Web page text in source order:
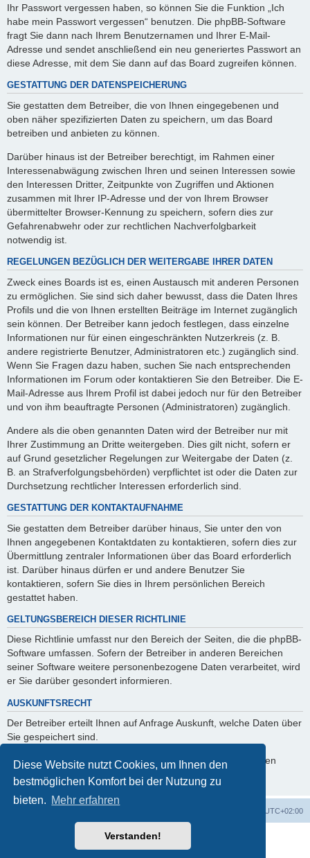
Diese Website nutzt Cookies, um Ihnen den
bestmöglichen Komfort bei der Nutzung zu
bieten. Mehr erfahren
Verstanden!
Ihr Passwort vergessen haben, so können Sie die Funktion „Ich
habe mein Passwort vergessen“ benutzen. Die phpBB-Software
fragt Sie dann nach Ihrem Benutzernamen und Ihrer E-Mail-
Adresse und sendet anschließend ein neu generiertes Passwort an
diese Adresse, mit dem Sie dann auf das Board zugreifen können.
GESTATTUNG DER DATENSPEICHERUNG
Sie gestatten dem Betreiber, die von Ihnen eingegebenen und
oben näher spezifizierten Daten zu speichern, um das Board
betreiben und anbieten zu können.
Darüber hinaus ist der Betreiber berechtigt, im Rahmen einer
Interessenabwägung zwischen Ihren und seinen Interessen sowie
den Interessen Dritter, Zeitpunkte von Zugriffen und Aktionen
zusammen mit Ihrer IP-Adresse und der von Ihrem Browser
übermittelter Browser-Kennung zu speichern, sofern dies zur
Gefahrenabwehr oder zur rechtlichen Nachverfolgbarkeit
notwendig ist.
REGELUNGEN BEZÜGLICH DER WEITERGABE IHRER DATEN
Zweck eines Boards ist es, einen Austausch mit anderen Personen
zu ermöglichen. Sie sind sich daher bewusst, dass die Daten Ihres
Profils und die von Ihnen erstellten Beiträge im Internet zugänglich
sein können. Der Betreiber kann jedoch festlegen, dass einzelne
Informationen nur für einen eingeschränkten Nutzerkreis (z. B.
andere registrierte Benutzer, Administratoren etc.) zugänglich sind.
Wenn Sie Fragen dazu haben, suchen Sie nach entsprechenden
Informationen im Forum oder kontaktieren Sie den Betreiber. Die E-
Mail-Adresse aus Ihrem Profil ist dabei jedoch nur für den Betreiber
und von ihm beauftragte Personen (Administratoren) zugänglich.
Andere als die oben genannten Daten wird der Betreiber nur mit
Ihrer Zustimmung an Dritte weitergeben. Dies gilt nicht, sofern er
auf Grund gesetzlicher Regelungen zur Weitergabe der Daten (z.
B. an Strafverfolgungsbehörden) verpflichtet ist oder die Daten zur
Durchsetzung rechtlicher Interessen erforderlich sind.
GESTATTUNG DER KONTAKTAUFNAHME
Sie gestatten dem Betreiber darüber hinaus, Sie unter den von
Ihnen angegebenen Kontaktdaten zu kontaktieren, sofern dies zur
Übermittlung zentraler Informationen über das Board erforderlich
ist. Darüber hinaus dürfen er und andere Benutzer Sie
kontaktieren, sofern Sie dies in Ihrem persönlichen Bereich
gestattet haben.
GELTUNGSBEREICH DIESER RICHTLINIE
Diese Richtlinie umfasst nur den Bereich der Seiten, die die phpBB-
Software umfassen. Sofern der Betreiber in anderen Bereichen
seiner Software weitere personenbezogene Daten verarbeitet, wird
er Sie darüber gesondert informieren.
AUSKUNFTSRECHT
Der Betreiber erteilt Ihnen auf Anfrage Auskunft, welche Daten über
Sie gespeichert sind.
Sie können jederzeit die Löschung bzw. Sperrung Ihrer Daten
verlangen. Kontaktieren Sie hierzu bitte den Betreiber.
UTC+02:00
Powered byphpBB® Forum Software © phpBB Limited
phpBB.de